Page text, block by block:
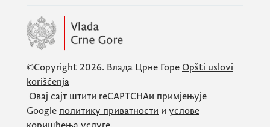
©Copyright 2026. Влада Црне Горе Opšti uslovi
korišćenja
Овај сајт штити reCAPTCHAи примјењује
Google политику приватности и услове